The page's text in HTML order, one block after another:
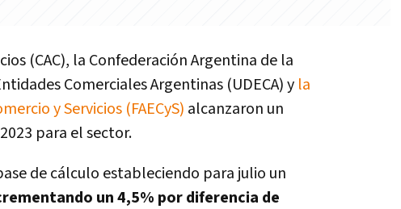
(CAC), la Confederación Argentina de la
Comerciales Argentinas (UDECA) y la
y Servicios (FAECyS) alcanzaron un
para el sector.
de cálculo estableciendo para julio un
un 4,5% por diferencia de